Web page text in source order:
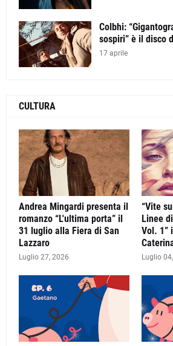
Colbhi:
sospiri” è il disco
17 aprile
CULTURA
Andrea Mingardi presenta il
romanzo “L'ultima porta” il
31 luglio alla Fiera di San
Lazzaro
Luglio 27, 2026
“Vite
Linee
Vol. 1”
Luglio